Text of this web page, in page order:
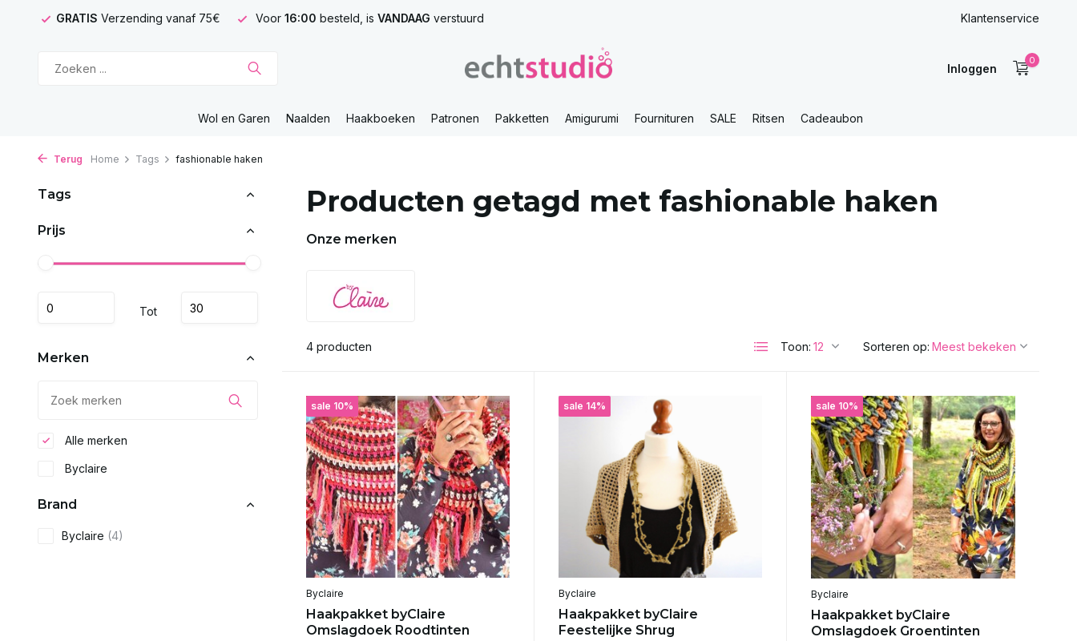
GRATIS Verzending vanaf 75€ Voor 16:00 besteld, is VANDAAG verstuurd Klantenservice
Inloggen
0
Wol en Garen Naalden Haakboeken Patronen Pakketten Amigurumi Fournituren SALE Ritsen Cadeaubon
Terug Home Tags fashionable haken
Tags
Prijs
Tot
Merken
Alle merken
Byclaire
Brand
Byclaire (4)
Producten getagd met fashionable haken
Onze merken
4 producten Toon: Sorteren op:
sale 10%
Byclaire
Haakpakket byClaire
Omslagdoek Roodtinten
sale 14%
Byclaire
Haakpakket byClaire
Feestelijke Shrug
sale 10%
Byclaire
Haakpakket byClaire
Omslagdoek Groentinten